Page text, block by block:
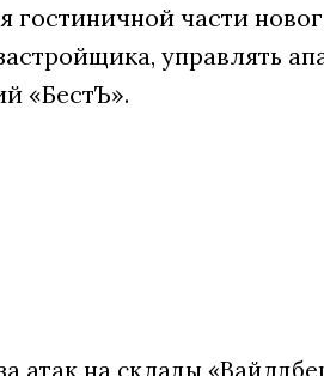
части
управлять
«БестЪ».
атак на склады